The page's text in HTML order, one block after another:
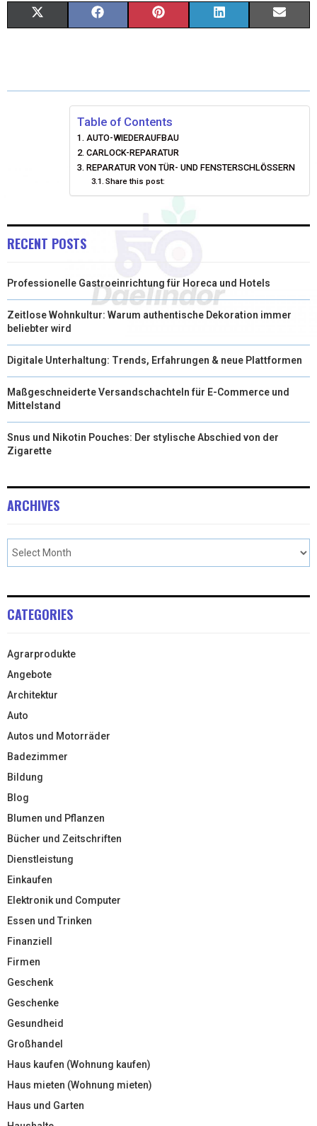
W E
O
O
K
T
R
E
S
K
I
N
I
Table of Contents
AUTO-WIEDERAUFBAU
CARLOCK-REPARATUR
REPARATUR VON TÜR- UND FENSTERSCHLÖSSERN
Share this post:
RECENT POSTS
Professionelle Gastroeinrichtung für Horeca und Hotels
Zeitlose Wohnkultur: Warum authentische Dekoration immer
beliebter wird
Digitale Unterhaltung: Trends, Erfahrungen & neue Plattformen
Maßgeschneiderte Versandschachteln für E-Commerce und
Mittelstand
Snus und Nikotin Pouches: Der stylische Abschied von der
Zigarette
ARCHIVES
CATEGORIES
Agrarprodukte
Angebote
Architektur
Auto
Autos und Motorräder
Badezimmer
Bildung
Blog
Blumen und Pflanzen
Bücher und Zeitschriften
Dienstleistung
Einkaufen
Elektronik und Computer
Essen und Trinken
Finanziell
Firmen
Geschenk
Geschenke
Gesundheid
Großhandel
Haus kaufen (Wohnung kaufen)
Haus mieten (Wohnung mieten)
Haus und Garten